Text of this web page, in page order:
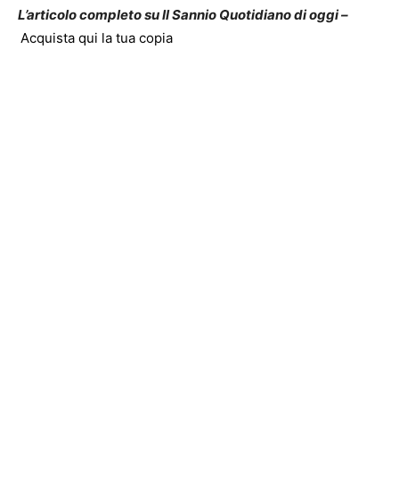
L’articolo completo su Il Sannio Quotidiano di oggi –
Acquista qui la tua copia